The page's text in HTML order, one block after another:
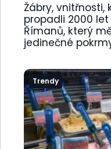
Žábry, vnitřnosti,
propadli 2000
Římanů, který
jedinečné
Trendy